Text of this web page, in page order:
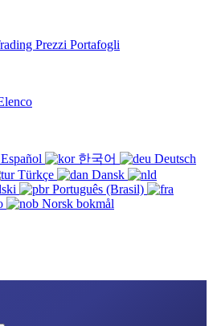
Prezzi Portafogli
Español 한국어
Deutsch
Türkçe
Dansk
Português (Brasil)
Norsk bokmål